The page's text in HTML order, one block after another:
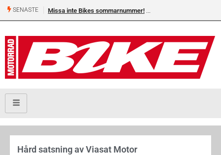
SENASTE Missa inte Bikes sommarnummer!
Hård satsning av Viasat Motor